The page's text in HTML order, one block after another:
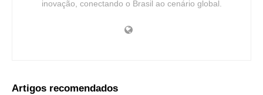
inovação, conectando o Brasil ao cenário global.
Artigos recomendados